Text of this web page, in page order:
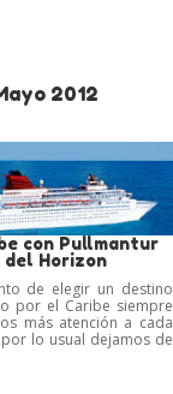
2012
con Pullmantur
del Horizon
de elegir un destino
por el Caribe siempre
más atención a cada
lo usual dejamos de